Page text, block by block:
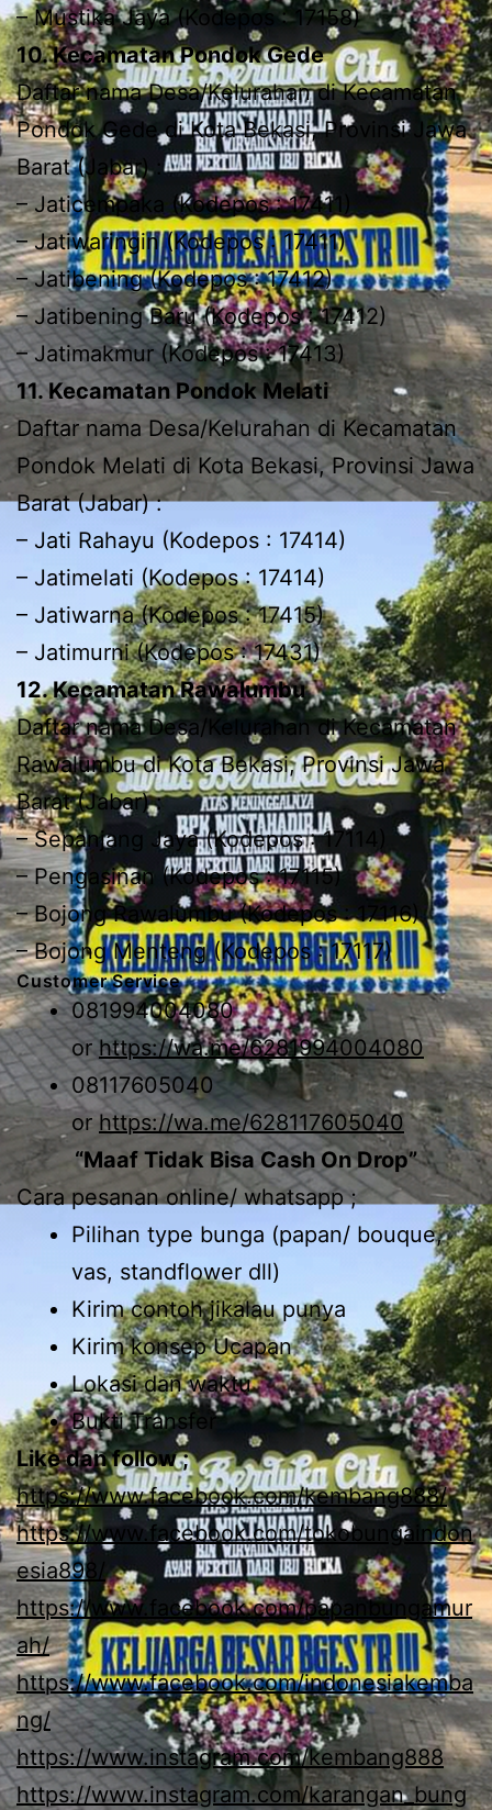
– Mustika Jaya (Kodepos : 17158)
10. Kecamatan Pondok Gede
Daftar nama Desa/Kelurahan di Kecamatan
Pondok Gede di Kota Bekasi, Provinsi Jawa
Barat (Jabar) :
– Jaticempaka (Kodepos : 17411)
– Jatiwaringin (Kodepos : 17411)
– Jatibening (Kodepos : 17412)
– Jatibening Baru (Kodepos : 17412)
– Jatimakmur (Kodepos : 17413)
11. Kecamatan Pondok Melati
Daftar nama Desa/Kelurahan di Kecamatan
Pondok Melati di Kota Bekasi, Provinsi Jawa
Barat (Jabar) :
– Jati Rahayu (Kodepos : 17414)
– Jatimelati (Kodepos : 17414)
– Jatiwarna (Kodepos : 17415)
– Jatimurni (Kodepos : 17431)
12. Kecamatan Rawalumbu
Daftar nama Desa/Kelurahan di Kecamatan
Rawalumbu di Kota Bekasi, Provinsi Jawa
Barat (Jabar) :
– Sepanjang Jaya (Kodepos : 17114)
– Pengasinan (Kodepos : 17115)
– Bojong Rawalumbu (Kodepos : 17116)
– Bojong Menteng (Kodepos : 17117)
Customer Service
081994004080
orhttps://wa.me/6281994004080
08117605040
orhttps://wa.me/628117605040
“Maaf Tidak Bisa Cash On Drop”
Cara pesanan online/ whatsapp ;
Pilihan type bunga (papan/ bouque,
vas, standflower dll)
Kirim contoh jikalau punya
Kirim konsep Ucapan
Lokasi dan waktu
Bukti Transfer
Like dan follow ;
https://www.facebook.com/kembang888/
https://www.facebook.com/tokobungaindon
esia898/
https://www.facebook.com/papanbungamur
ah/
https://www.facebook.com/indonesiakemba
ng/
https://www.instagram.com/kembang888
https://www.instagram.com/karangan_bung